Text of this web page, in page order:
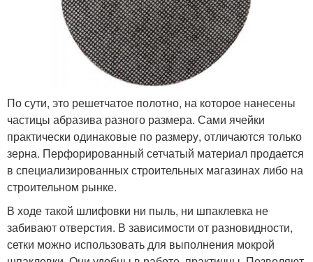
По сути, это решетчатое полотно, на которое нанесены
частицы абразива разного размера. Сами ячейки
практически одинаковые по размеру, отличаются только
зерна. Перфорированный сетчатый материал продается
в специализированных строительных магазинах либо на
строительном рынке.
В ходе такой шлифовки ни пыль, ни шпаклевка не
забивают отверстия. В зависимости от разновидности,
сетки можно использовать для выполнения мокрой